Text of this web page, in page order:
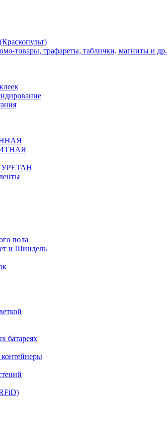
товары, трафареты, таблички, магниты и др.
пола
и Шиндель
батареях